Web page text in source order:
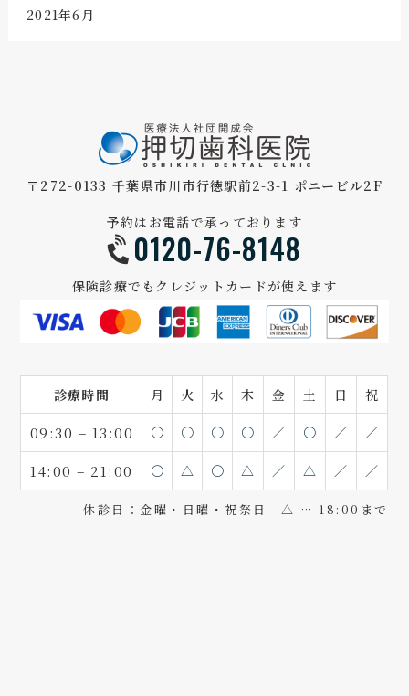
2021年6月
〒272-0133 千葉県市川市行徳駅前2-3-1 ポニービル2F
予約はお電話で承っております
0120-76-8148
保険診療でもクレジットカードが使えます
診療時間 月 火 水 木 金 土 日 祝
09:30 – 13:00 〇 〇 〇 〇 ／ 〇 ／ ／
14:00 – 21:00 〇 △ 〇 △ ／ △ ／ ／
休診日：金曜・日曜・祝祭日 △ … 18:00まで